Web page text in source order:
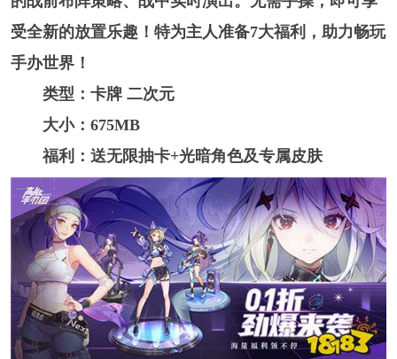
受全新的放置乐趣！特为主人准备7大福利，助力畅玩
手办世界！
类型：卡牌 二次元
大小：675MB
福利：送无限抽卡+光暗角色及专属皮肤